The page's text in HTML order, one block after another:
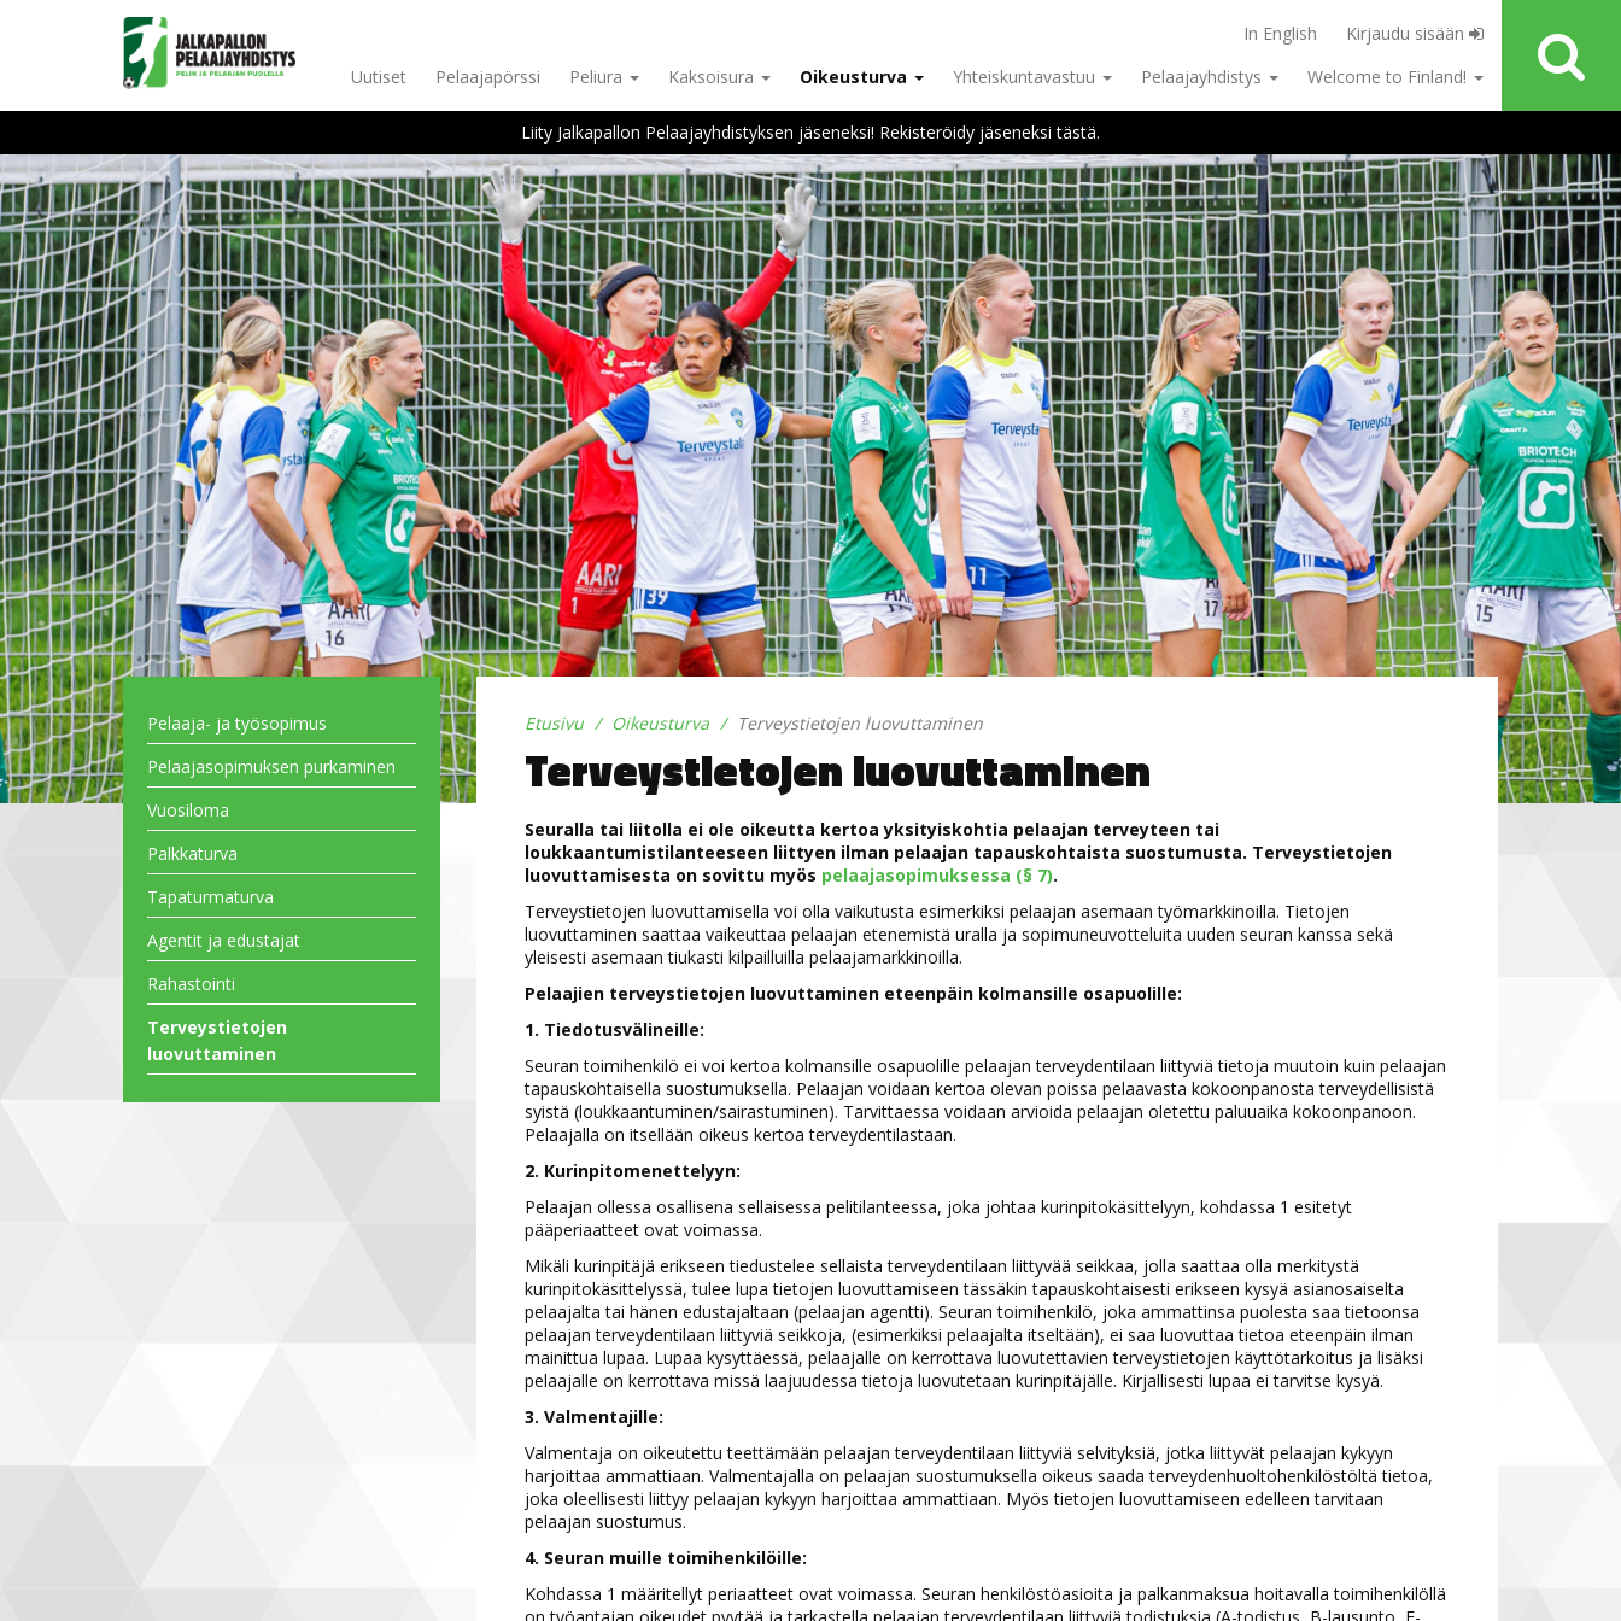
In English
Kirjaudu sisään
Uutiset
Pelaajapörssi Peliura Kaksoisura Oikeusturva Yhteiskuntavastuu Pelaajayhdistys Welcome to Finland!
Liity Jalkapallon Pelaajayhdistyksen jäseneksi! Rekisteröidy jäseneksi tästä.
Pelaaja- ja työsopimus
Pelaajasopimuksen purkaminen
Vuosiloma
Palkkaturva
Tapaturmaturva
Agentit ja edustajat
Rahastointi
Terveystietojen
luovuttaminen
Etusivu Oikeusturva Terveystietojen luovuttaminen
Terveystietojen luovuttaminen
Seuralla tai liitolla ei ole oikeutta kertoa yksityiskohtia pelaajan terveyteen tai
loukkaantumistilanteeseen liittyen ilman pelaajan tapauskohtaista suostumusta. Terveystietojen
luovuttamisesta on sovittu myös pelaajasopimuksessa (§ 7).
Terveystietojen luovuttamisella voi olla vaikutusta esimerkiksi pelaajan asemaan työmarkkinoilla. Tietojen
luovuttaminen saattaa vaikeuttaa pelaajan etenemistä uralla ja sopimuneuvotteluita uuden seuran kanssa sekä
yleisesti asemaan tiukasti kilpailluilla pelaajamarkkinoilla.
Pelaajien terveystietojen luovuttaminen eteenpäin kolmansille osapuolille:
1. Tiedotusvälineille:
Seuran toimihenkilö ei voi kertoa kolmansille osapuolille pelaajan terveydentilaan liittyviä tietoja muutoin kuin pelaajan
tapauskohtaisella suostumuksella. Pelaajan voidaan kertoa olevan poissa pelaavasta kokoonpanosta terveydellisistä
syistä (loukkaantuminen/sairastuminen). Tarvittaessa voidaan arvioida pelaajan oletettu paluuaika kokoonpanoon.
Pelaajalla on itsellään oikeus kertoa terveydentilastaan.
2. Kurinpitomenettelyyn:
Pelaajan ollessa osallisena sellaisessa pelitilanteessa, joka johtaa kurinpitokäsittelyyn, kohdassa 1 esitetyt
pääperiaatteet ovat voimassa.
Mikäli kurinpitäjä erikseen tiedustelee sellaista terveydentilaan liittyvää seikkaa, jolla saattaa olla merkitystä
kurinpitokäsittelyssä, tulee lupa tietojen luovuttamiseen tässäkin tapauskohtaisesti erikseen kysyä asianosaiselta
pelaajalta tai hänen edustajaltaan (pelaajan agentti). Seuran toimihenkilö, joka ammattinsa puolesta saa tietoonsa
pelaajan terveydentilaan liittyviä seikkoja, (esimerkiksi pelaajalta itseltään), ei saa luovuttaa tietoa eteenpäin ilman
mainittua lupaa. Lupaa kysyttäessä, pelaajalle on kerrottava luovutettavien terveystietojen käyttötarkoitus ja lisäksi
pelaajalle on kerrottava missä laajuudessa tietoja luovutetaan kurinpitäjälle. Kirjallisesti lupaa ei tarvitse kysyä.
3. Valmentajille:
Valmentaja on oikeutettu teettämään pelaajan terveydentilaan liittyviä selvityksiä, jotka liittyvät pelaajan kykyyn
harjoittaa ammattiaan. Valmentajalla on pelaajan suostumuksella oikeus saada terveydenhuoltohenkilöstöltä tietoa,
joka oleellisesti liittyy pelaajan kykyyn harjoittaa ammattiaan. Myös tietojen luovuttamiseen edelleen tarvitaan
pelaajan suostumus.
4. Seuran muille toimihenkilöille:
Kohdassa 1 määritellyt periaatteet ovat voimassa. Seuran henkilöstöasioita ja palkanmaksua hoitavalla toimihenkilöllä